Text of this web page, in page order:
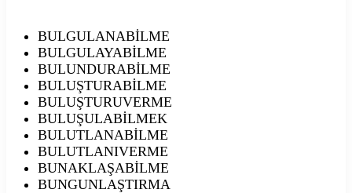
BULGULANABİLME
BULGULAYABİLME
BULUNDURABİLME
BULUŞTURABİLME
BULUŞTURUVERME
BULUŞULABİLMEK
BULUTLANABİLME
BULUTLANIVERME
BUNAKLAŞABİLME
BUNGUNLAŞTIRMA